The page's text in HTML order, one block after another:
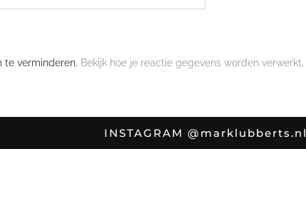
te verminderen. Bekijk hoe je reactie gegevens worden verwerkt.
INSTAGRAM @marklubberts.nl